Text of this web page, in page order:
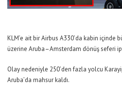
KLM’e ait bir Airbus A330’da kabin içinde
üzerine Aruba–Amsterdam dönüş seferi
Olay nedeniyle 250’den fazla yolcu
Aruba’da mahsur kaldı.